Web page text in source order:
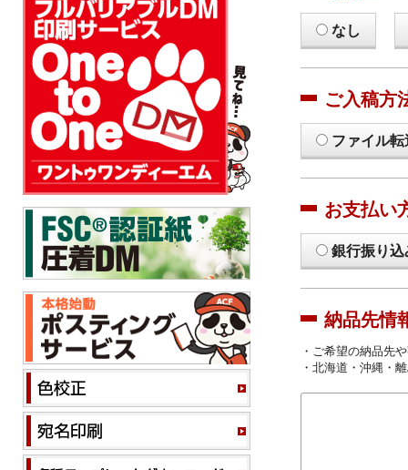
なし
ご入稿方
ファイル
お支払い
銀行振り込
納品先情
・ご希望の納品先
・北海道・沖縄・